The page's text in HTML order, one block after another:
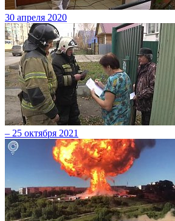
30 апреля 2020
– 25 октября 2021